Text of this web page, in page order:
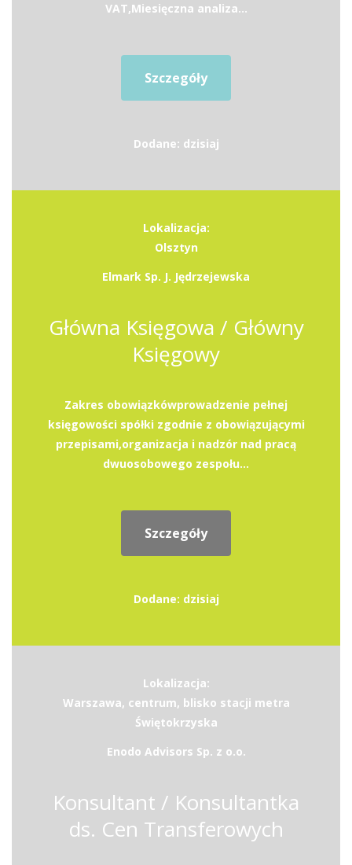
VAT,Miesięczna analiza...
Szczegóły
Dodane: dzisiaj
Lokalizacja:
Olsztyn
Elmark Sp. J. Jędrzejewska
Główna Księgowa / Główny
Księgowy
Zakres obowiązkówprowadzenie pełnej
księgowości spółki zgodnie z obowiązującymi
przepisami,organizacja i nadzór nad pracą
dwuosobowego zespołu...
Szczegóły
Dodane: dzisiaj
Lokalizacja:
Warszawa, centrum, blisko stacji metra
Świętokrzyska
Enodo Advisors Sp. z o.o.
Konsultant / Konsultantka
ds. Cen Transferowych